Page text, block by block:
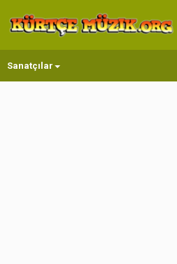
Sanatçılar